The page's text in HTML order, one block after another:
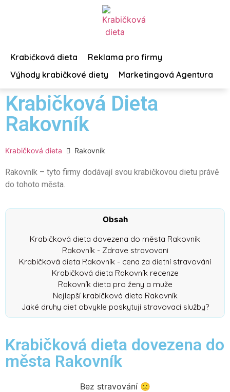
Krabičková dieta
Reklama pro firmy
Výhody krabičkové diety
Marketingová Agentura
Krabičková Dieta
Rakovník
Krabičková dieta Rakovník
Rakovník – tyto firmy dodávají svou krabičkovou dietu právě
do tohoto města.
Obsah
Krabičková dieta dovezena do města Rakovník
Rakovník - Zdrave stravovani
Krabičková dieta Rakovník - cena za dietní stravování
Krabičková dieta Rakovník recenze
Rakovník dieta pro ženy a muže
Nejlepší krabičková dieta Rakovník
Jaké druhy diet obvykle poskytují stravovací služby?
Krabičková dieta dovezena do
města Rakovník
Bez stravování 🙁